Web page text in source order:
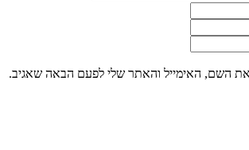
השם, האימייל והאתר שלי לפעם הבאה שאגיב.